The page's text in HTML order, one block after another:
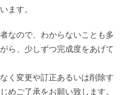
ます。
なので、わからないことも多
ら、少しずつ完成度をあげて
く変更や訂正あるいは削除す
めご了承をお願い致します。